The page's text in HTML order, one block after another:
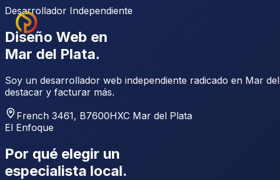
Desarrollador Independiente
Diseño Web en
Mar del Plata.
Soy un desarrollador web independiente radicado en Mar
destacar y facturar más.
French 3461, B7600HXC Mar del Plata
El Enfoque
Por qué elegir un
especialista local.